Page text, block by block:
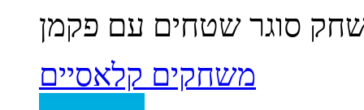
משחקים קלאסיים